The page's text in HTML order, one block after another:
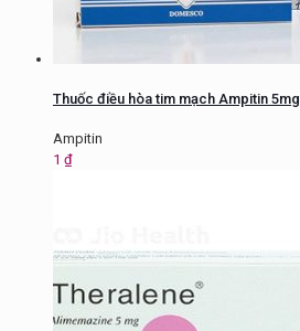
Thuốc điều hòa tim mạch Ampitin 5mg
Ampitin
1 ₫